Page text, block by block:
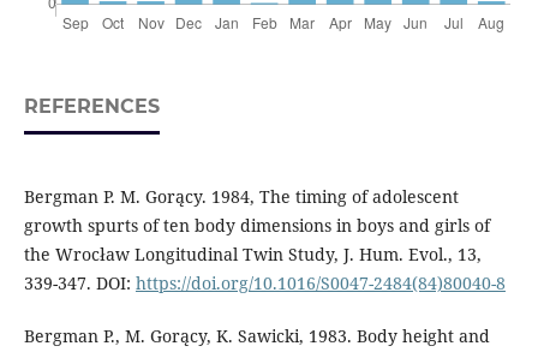
REFERENCES
Bergman P. M. Gorący. 1984, The timing of adolescent
growth spurts of ten body dimensions in boys and girls of
the Wrocław Longitudinal Twin Study, J. Hum. Evol., 13,
339-347. DOI: https://doi.org/10.1016/S0047-2484(84)80040-8
Bergman P., M. Gorący, K. Sawicki, 1983. Body height and